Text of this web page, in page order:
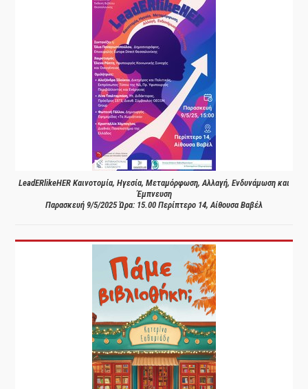
LeadERlikeHER Καινοτομία, Ηγεσία, Μεταμόρφωση, Αλλαγή, Ενδυνάμωση και
Έμπνευση
Παρασκευή 9/5/2025 Ώρα: 15.00 Περίπτερο 14, Αίθουσα Βαβέλ